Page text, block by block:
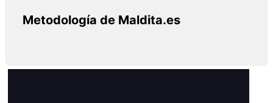
Metodología de Maldita.es